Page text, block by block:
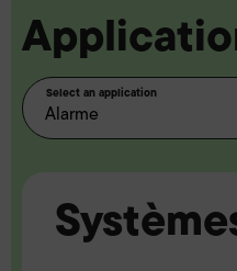
Select an application